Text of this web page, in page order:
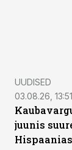
UUDISED
03.08.26, 13:51
juunis
Hispaanias